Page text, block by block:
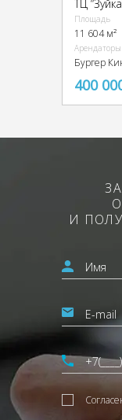
Площадь
11 604 м²
Арендаторы
400
И